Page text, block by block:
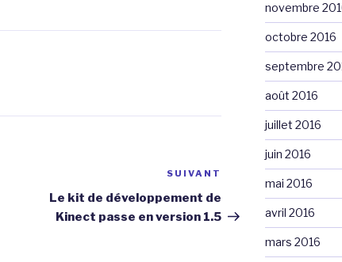
suivant
SUIVANT
Le kit de développement de
Kinect passe en version 1.5
novembre
octobre 2016
septembre
août 2016
juillet 2016
juin 2016
mai 2016
avril 2016
mars 2016